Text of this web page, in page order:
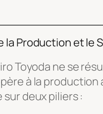
la Production et le
Toyoda ne se
à la
sur deux piliers :